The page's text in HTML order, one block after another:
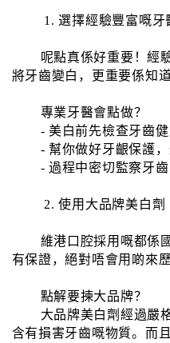
1. 選擇經驗豐富嘅牙
呢點真係好重要！經
將牙齒變白，更重要係知
專業牙醫會點做？
- 美白前先檢查牙齒
- 幫你做好牙齦保護
- 過程中密切監察牙
2. 使用大品牌美白劑
維港口腔採用嘅都係
有保證，絕對唔會用啲來
點解要揀大品牌？
大品牌美白劑經過嚴
含有損害牙齒嘅物質。而